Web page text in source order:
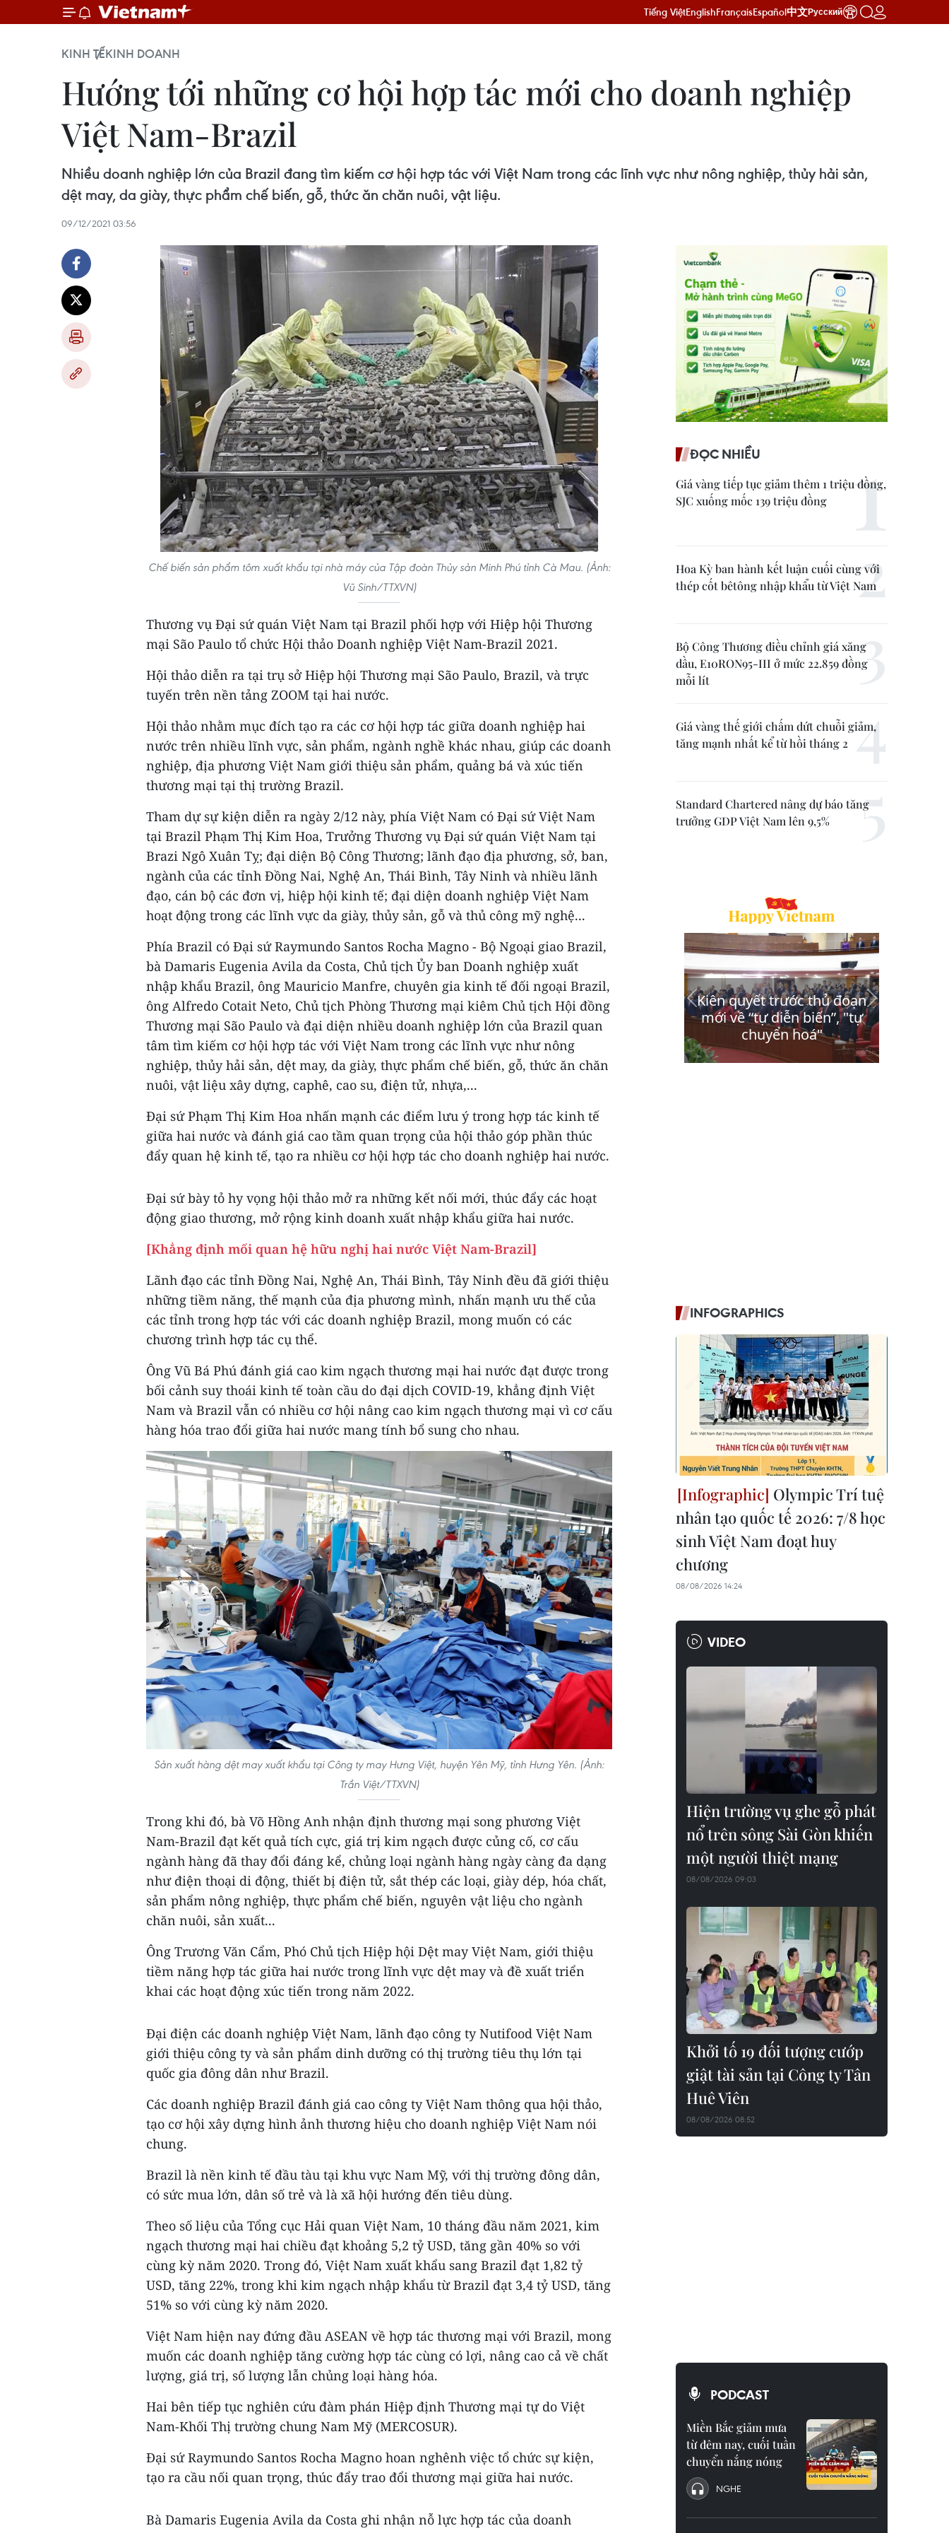
Tiếng ViệtEnglishFrançaisEspañol中文Русский
KINH TẾKINH DOANH
Hướng tới những cơ hội hợp tác mới cho doanh nghiệp
Việt Nam-Brazil
Nhiều doanh nghiệp lớn của Brazil đang tìm kiếm cơ hội hợp tác với Việt Nam trong các lĩnh vực như nông nghiệp, thủy hải sản,
dệt may, da giày, thực phẩm chế biến, gỗ, thức ăn chăn nuôi, vật liệu.
09/12/2021 03:56
Chế biến sản phẩm tôm xuất khẩu tại nhà máy của Tập đoàn Thủy sản Minh Phú tỉnh Cà Mau. (Ảnh:
Vũ Sinh/TTXVN)
Thương vụ Đại sứ quán Việt Nam tại Brazil phối hợp với Hiệp hội Thương
mại São Paulo tổ chức Hội thảo Doanh nghiệp Việt Nam-Brazil 2021.
Hội thảo diễn ra tại trụ sở Hiệp hội Thương mại São Paulo, Brazil, và trực
tuyến trên nền tảng ZOOM tại hai nước.
Hội thảo nhằm mục đích tạo ra các cơ hội hợp tác giữa doanh nghiệp hai
nước trên nhiều lĩnh vực, sản phẩm, ngành nghề khác nhau, giúp các doanh
nghiệp, địa phương Việt Nam giới thiệu sản phẩm, quảng bá và xúc tiến
thương mại tại thị trường Brazil.
Tham dự sự kiện diễn ra ngày 2/12 này, phía Việt Nam có Đại sứ Việt Nam
tại Brazil Phạm Thị Kim Hoa, Trưởng Thương vụ Đại sứ quán Việt Nam tại
Brazi Ngô Xuân Tỵ; đại diện Bộ Công Thương; lãnh đạo địa phương, sở, ban,
ngành của các tỉnh Đồng Nai, Nghệ An, Thái Bình, Tây Ninh và nhiều lãnh
đạo, cán bộ các đơn vị, hiệp hội kinh tế; đại diện doanh nghiệp Việt Nam
hoạt động trong các lĩnh vực da giày, thủy sản, gỗ và thủ công mỹ nghệ...
Phía Brazil có Đại sứ Raymundo Santos Rocha Magno - Bộ Ngoại giao Brazil,
bà Damaris Eugenia Avila da Costa, Chủ tịch Ủy ban Doanh nghiệp xuất
nhập khẩu Brazil, ông Mauricio Manfre, chuyên gia kinh tế đối ngoại Brazil,
ông Alfredo Cotait Neto, Chủ tịch Phòng Thương mại kiêm Chủ tịch Hội đồng
Thương mại São Paulo và đại diện nhiều doanh nghiệp lớn của Brazil quan
tâm tìm kiếm cơ hội hợp tác với Việt Nam trong các lĩnh vực như nông
nghiệp, thủy hải sản, dệt may, da giày, thực phẩm chế biến, gỗ, thức ăn chăn
nuôi, vật liệu xây dựng, caphê, cao su, điện tử, nhựa,...
Đại sứ Phạm Thị Kim Hoa nhấn mạnh các điểm lưu ý trong hợp tác kinh tế
giữa hai nước và đánh giá cao tầm quan trọng của hội thảo góp phần thúc
đẩy quan hệ kinh tế, tạo ra nhiều cơ hội hợp tác cho doanh nghiệp hai nước.
Đại sứ bày tỏ hy vọng hội thảo mở ra những kết nối mới, thúc đẩy các hoạt
động giao thương, mở rộng kinh doanh xuất nhập khẩu giữa hai nước.
[Khẳng định mối quan hệ hữu nghị hai nước Việt Nam-Brazil]
Lãnh đạo các tỉnh Đồng Nai, Nghệ An, Thái Bình, Tây Ninh đều đã giới thiệu
những tiềm năng, thế mạnh của địa phương mình, nhấn mạnh ưu thế của
các tỉnh trong hợp tác với các doanh nghiệp Brazil, mong muốn có các
chương trình hợp tác cụ thể.
Ông Vũ Bá Phú đánh giá cao kim ngạch thương mại hai nước đạt được trong
bối cảnh suy thoái kinh tế toàn cầu do đại dịch COVID-19, khẳng định Việt
Nam và Brazil vẫn có nhiều cơ hội nâng cao kim ngạch thương mại vì cơ cấu
hàng hóa trao đổi giữa hai nước mang tính bổ sung cho nhau.
Sản xuất hàng dệt may xuất khẩu tại Công ty may Hưng Việt, huyện Yên Mỹ, tỉnh Hưng Yên. (Ảnh:
Trần Việt/TTXVN)
Trong khi đó, bà Võ Hồng Anh nhận định thương mại song phương Việt
Nam-Brazil đạt kết quả tích cực, giá trị kim ngạch được củng cố, cơ cấu
ngành hàng đã thay đổi đáng kể, chủng loại ngành hàng ngày càng đa dạng
như điện thoại di động, thiết bị điện tử, sắt thép các loại, giày dép, hóa chất,
sản phẩm nông nghiệp, thực phẩm chế biến, nguyên vật liệu cho ngành
chăn nuôi, sản xuất...
Ông Trương Văn Cẩm, Phó Chủ tịch Hiệp hội Dệt may Việt Nam, giới thiệu
tiềm năng hợp tác giữa hai nước trong lĩnh vực dệt may và đề xuất triển
khai các hoạt động xúc tiến trong năm 2022.
Đại điện các doanh nghiệp Việt Nam, lãnh đạo công ty Nutifood Việt Nam
giới thiệu công ty và sản phẩm dinh dưỡng có thị trường tiêu thụ lớn tại
quốc gia đông dân như Brazil.
Các doanh nghiệp Brazil đánh giá cao công ty Việt Nam thông qua hội thảo,
tạo cơ hội xây dựng hình ảnh thương hiệu cho doanh nghiệp Việt Nam nói
chung.
Brazil là nền kinh tế đầu tàu tại khu vực Nam Mỹ, với thị trường đông dân,
có sức mua lớn, dân số trẻ và là xã hội hướng đến tiêu dùng.
Theo số liệu của Tổng cục Hải quan Việt Nam, 10 tháng đầu năm 2021, kim
ngạch thương mại hai chiều đạt khoảng 5,2 tỷ USD, tăng gần 40% so với
cùng kỳ năm 2020. Trong đó, Việt Nam xuất khẩu sang Brazil đạt 1,82 tỷ
USD, tăng 22%, trong khi kim ngạch nhập khẩu từ Brazil đạt 3,4 tỷ USD, tăng
51% so với cùng kỳ năm 2020.
Việt Nam hiện nay đứng đầu ASEAN về hợp tác thương mại với Brazil, mong
muốn các doanh nghiệp tăng cường hợp tác cùng có lợi, nâng cao cả về chất
lượng, giá trị, số lượng lẫn chủng loại hàng hóa.
Hai bên tiếp tục nghiên cứu đàm phán Hiệp định Thương mại tự do Việt
Nam-Khối Thị trường chung Nam Mỹ (MERCOSUR).
Đại sứ Raymundo Santos Rocha Magno hoan nghênh việc tổ chức sự kiện,
tạo ra cầu nối quan trọng, thúc đẩy trao đổi thương mại giữa hai nước.
Bà Damaris Eugenia Avila da Costa ghi nhận nỗ lực hợp tác của doanh
ĐỌC NHIỀU
Giá vàng tiếp tục giảm thêm 1 triệu đồng,
SJC xuống mốc 139 triệu đồng
Hoa Kỳ ban hành kết luận cuối cùng với
thép cốt bêtông nhập khẩu từ Việt Nam
Bộ Công Thương điều chỉnh giá xăng
dầu, E10RON95-III ở mức 22.859 đồng
mỗi lít
Giá vàng thế giới chấm dứt chuỗi giảm,
tăng mạnh nhất kể từ hồi tháng 2
Standard Chartered nâng dự báo tăng
trưởng GDP Việt Nam lên 9,5%
INFOGRAPHICS
Olympic Trí tuệ
nhân tạo quốc tế 2026: 7/8 học
sinh Việt Nam đoạt huy
chương
08/08/2026 14:24
VIDEO
Hiện trường vụ ghe gỗ phát
nổ trên sông Sài Gòn khiến
một người thiệt mạng
08/08/2026 09:03
Khởi tố 19 đối tượng cướp
giật tài sản tại Công ty Tân
Huê Viên
08/08/2026 08:52
PODCAST
Miền Bắc giảm mưa
từ đêm nay, cuối tuần
chuyển nắng nóng
NGHE